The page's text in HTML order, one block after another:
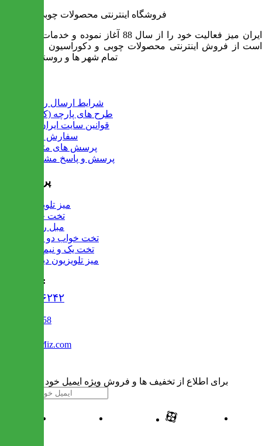
فروشگاه اینترنتی محصولات چوبی ایران میز
ایران میز فعالیت خود را از سال 88 آغاز نموده و خدمات آن عبارت
است از فروش اینترنتی محصولات چوبی و دکوراسیون و ارسال به
تمام شهر ها و روستاهای کشور
شرایط ارسال رایگان
طرح های پارچه (کالیته)
قوانین سایت ایران میز
سفارش عمده
پرسش های متداول
پرسش و پاسخ مشتریان
پرفروش ها
میز تلویزیون
تخت خواب
مبل راحتی
تخت خواب دو طبقه
تخت یک و نیم نفره
میز تلویزیون دیواری
تماس با ما :
۰۲۱۹۱۳۰۶۲۴۲
02122509458
Info@IranMiz.com
برای اطلاع از تخفیف ها و فروش ویژه ایمیل خود را وارد کنید